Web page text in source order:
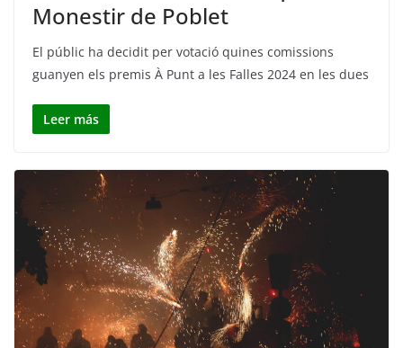
Monestir de Poblet
El públic ha decidit per votació quines comissions
guanyen els premis À Punt a les Falles 2024 en les dues
Leer más